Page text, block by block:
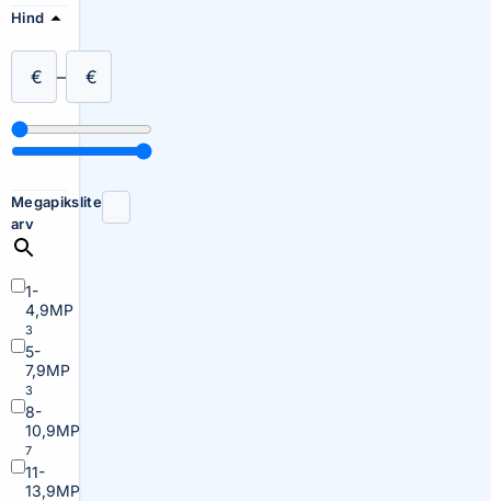
Hind
€ – €
Megapikslite
arv
1-
4,9MP
3
5-
7,9MP
3
8-
10,9MP
7
11-
13,9MP